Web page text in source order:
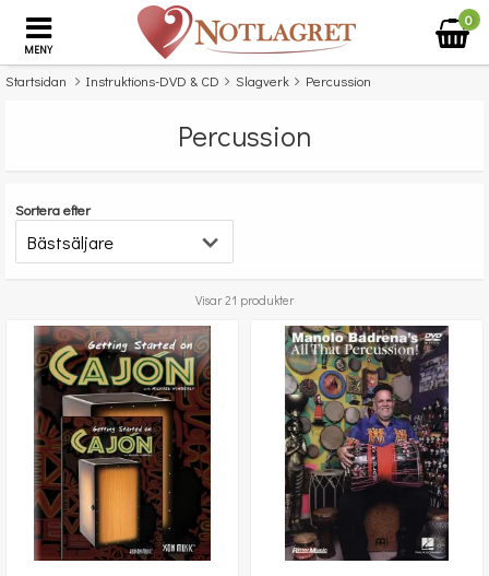
MENY
0
Startsidan Instruktions-DVD & CD Slagverk Percussion
Percussion
Sortera efter
Visar 21 produkter